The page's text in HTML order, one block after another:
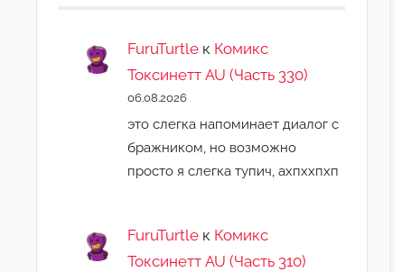
FuruTurtle к Комикс
Токсинетт AU (Часть 330)
06.08.2026
это слегка напоминает диалог с
бражником, но возможно
просто я слегка тупич, ахпххпхп
FuruTurtle к Комикс
Токсинетт AU (Часть 310)